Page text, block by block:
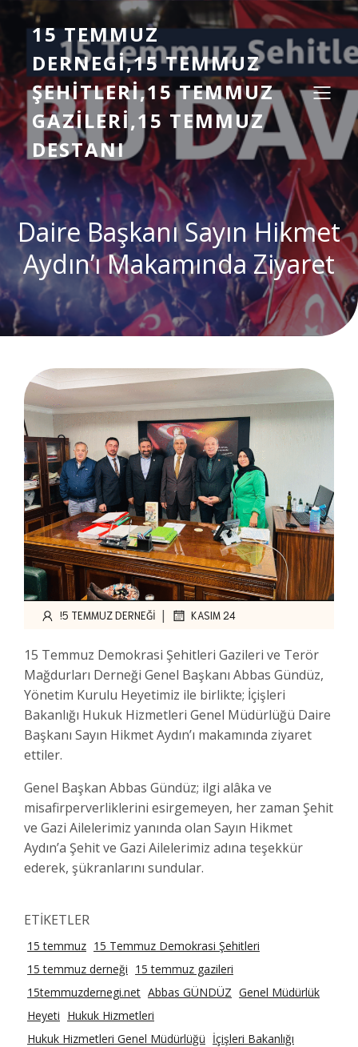
15 TEMMUZ
DERNEGI,15 TEMMUZ
ŞEHITLERI,15 TEMMUZ
GAZILERI,15 TEMMUZ
DESTANI
Daire Başkanı Sayın Hikmet
Aydın’ı Makamında Ziyaret
!5 TEMMUZ DERNEĞI | KASIM 24
15 Temmuz Demokrasi Şehitleri Gazileri ve Terör
Mağdurları Derneği Genel Başkanı Abbas Gündüz,
Yönetim Kurulu Heyetimiz ile birlikte; İçişleri
Bakanlığı Hukuk Hizmetleri Genel Müdürlüğü Daire
Başkanı Sayın Hikmet Aydın’ı makamında ziyaret
ettiler.
Genel Başkan Abbas Gündüz; ilgi alâka ve
misafirperverliklerini esirgemeyen, her zaman Şehit
ve Gazi Ailelerimiz yanında olan Sayın Hikmet
Aydın’a Şehit ve Gazi Ailelerimiz adına teşekkür
ederek, şükranlarını sundular.
ETİKETLER
15 temmuz 15 Temmuz Demokrasi Şehitleri
15 temmuz derneği 15 temmuz gazileri
15temmuzdernegi.net Abbas GÜNDÜZ Genel Müdürlük
Heyeti Hukuk Hizmetleri
Hukuk Hizmetleri Genel Müdürlüğü İçişleri Bakanlığı